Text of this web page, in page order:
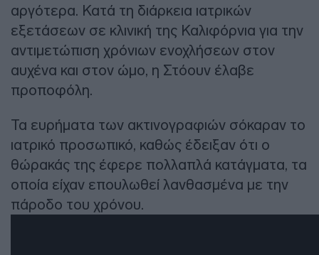
αργότερα. Κατά τη διάρκεια ιατρικών
εξετάσεων σε κλινική της Καλιφόρνια για την
αντιμετώπιση χρόνιων ενοχλήσεων στον
αυχένα και στον ώμο, η Στόουν έλαβε
προποφόλη.
Τα ευρήματα των ακτινογραφιών σόκαραν το
ιατρικό προσωπικό, καθώς έδειξαν ότι ο
θώρακάς της έφερε πολλαπλά κατάγματα, τα
οποία είχαν επουλωθεί λανθασμένα με την
πάροδο του χρόνου.